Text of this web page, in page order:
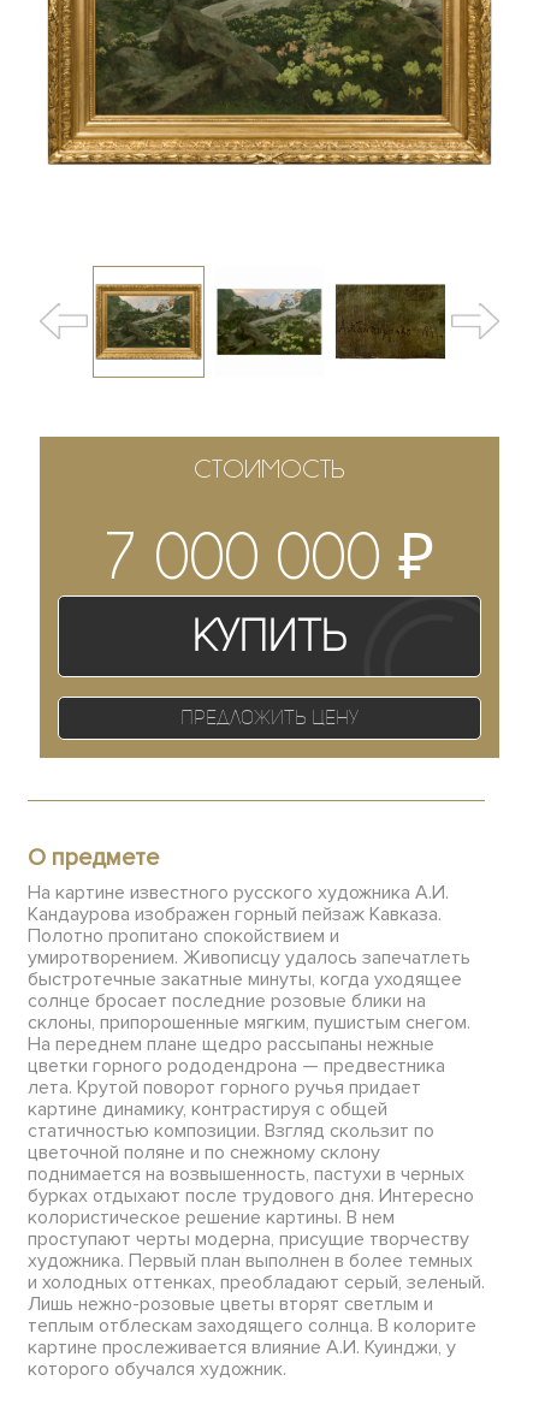
СТОИМОСТЬ
7 000 000₽
Купить
Предложить цену
О предмете
На картине известного русского художника А.И.
Кандаурова изображен горный пейзаж Кавказа.
Полотно пропитано спокойствием и
умиротворением. Живописцу удалось запечатлеть
быстротечные закатные минуты, когда уходящее
солнце бросает последние розовые блики на
склоны, припорошенные мягким, пушистым снегом.
На переднем плане щедро рассыпаны нежные
цветки горного рододендрона — предвестника
лета. Крутой поворот горного ручья придает
картине динамику, контрастируя с общей
статичностью композиции. Взгляд скользит по
цветочной поляне и по снежному склону
поднимается на возвышенность, пастухи в черных
бурках отдыхают после трудового дня. Интересно
колористическое решение картины. В нем
проступают черты модерна, присущие творчеству
художника. Первый план выполнен в более темных
и холодных оттенках, преобладают серый, зеленый.
Лишь нежно-розовые цветы вторят светлым и
теплым отблескам заходящего солнца. В колорите
картине прослеживается влияние А.И. Куинджи, у
которого обучался художник.